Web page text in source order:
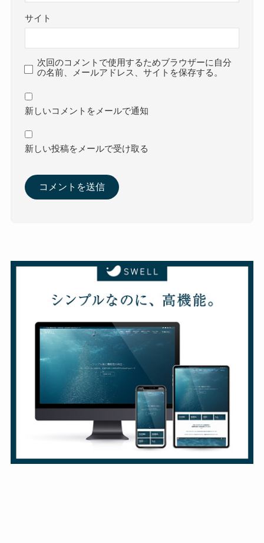
サイト
次回のコメントで使用するためブラウザーに自分
の名前、メールアドレス、サイトを保存する。
新しいコメントをメールで通知
新しい投稿をメールで受け取る